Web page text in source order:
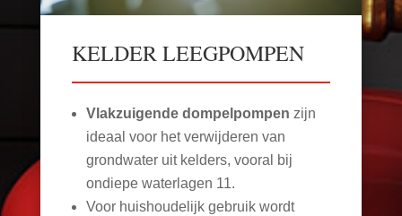
KELDER LEEGPOMPEN
Vlakzuigende dompelpompen zijn
ideaal voor het verwijderen van
grondwater uit kelders, vooral bij
ondiepe waterlagen 11.
Voor huishoudelijk gebruik wordt